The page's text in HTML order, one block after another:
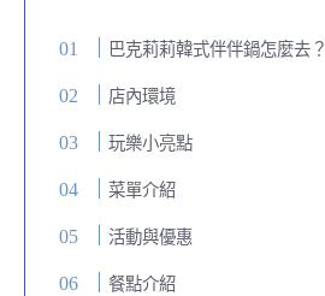
巴克莉莉韓式伴伴鍋怎麼去？
店內環境
玩樂小亮點
菜單介紹
活動與優惠
餐點介紹